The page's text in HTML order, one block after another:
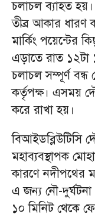
চলাচল ব্যাহত
তীব্র আকার ধারণ
মার্কিং পয়েন্টের
এড়াতে রাত ১২টা
চলাচল সম্পূর্ণ বন্ধ
কর্তৃপক্ষ। এসময়
করে রাখা হয়।
বিআইডব্লিউটিসি
মহাব্যবস্থাপক
কারণে নদীপথের
এ জন্য নৌ-
১০ মিনিট থেকে